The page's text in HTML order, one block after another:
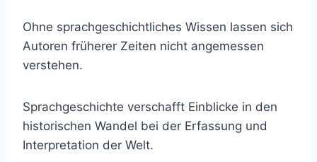
Ohne sprachgeschichtliches Wissen lassen sich
Autoren früherer Zeiten nicht angemessen
verstehen.
Sprachgeschichte verschafft Einblicke in den
historischen Wandel bei der Erfassung und
Interpretation der Welt.